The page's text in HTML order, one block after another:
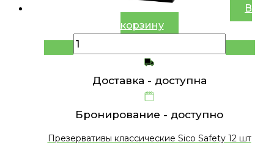
В
корзину
Доставка - доступна
Бронирование - доступно
Презервативы классические Sico Safety 12 шт